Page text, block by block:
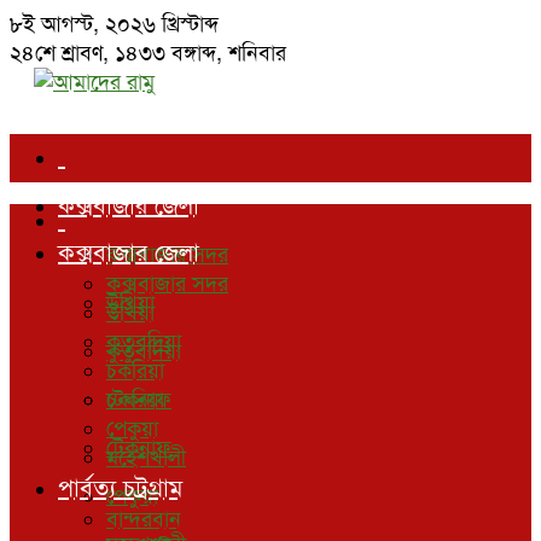
৮ই আগস্ট, ২০২৬ খ্রিস্টাব্দ
২৪শে শ্রাবণ, ১৪৩৩ বঙ্গাব্দ,শনিবার
কক্সবাজার জেলা
কক্সবাজার সদর
উখিয়া
কুতুবদিয়া
চকরিয়া
টেকনাফ
পেকুয়া
কক্সবাজার জেলা
কক্সবাজার সদর
উখিয়া
কুতুবদিয়া
চকরিয়া
টেকনাফ
পেকুয়া
মহেশখালী
পার্বত্য চট্রগ্রাম
বান্দরবান